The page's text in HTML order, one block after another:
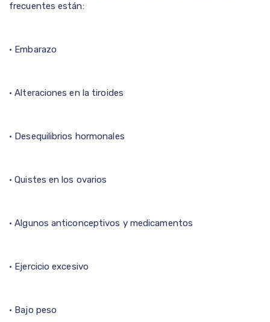
frecuentes están:
• Embarazo
• Alteraciones en la tiroides
• Desequilibrios hormonales
• Quistes en los ovarios
• Algunos anticonceptivos y medicamentos
• Ejercicio excesivo
• Bajo peso